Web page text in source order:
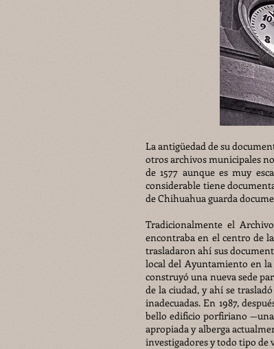
La antigüedad de su
otros archivos municipales
de 1577 aunque es muy
considerable tiene
de Chihuahua guarda
Tradicionalmente el
encontraba en el centro de
trasladaron ahí sus
local del Ayuntamiento en la
construyó una nueva sede
de la ciudad, y ahí se
inadecuadas. En 1987,
bello edificio porfiriano
apropiada y alberga
investigadores y todo tipo de